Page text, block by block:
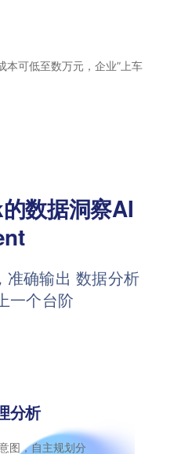
本可低至数万元，企业”上车
数据洞察AI
准确输出 数据分析
一个台阶
分析
图，自主规划分